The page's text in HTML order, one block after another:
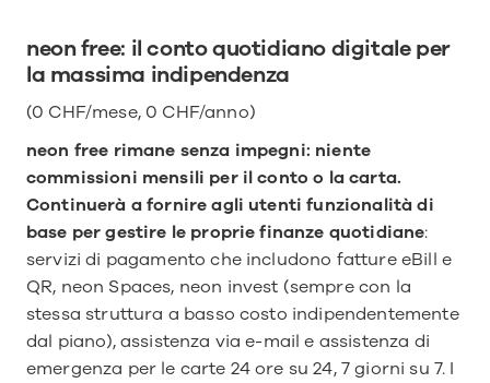
neon free: il conto quotidiano digitale per
la massima indipendenza
(0 CHF/mese, 0 CHF/anno)
neon free rimane senza impegni: niente
commissioni mensili per il conto o la carta.
Continuerà a fornire agli utenti funzionalità di
base per gestire le proprie finanze quotidiane:
servizi di pagamento che includono fatture eBill e
QR, neon Spaces, neon invest (sempre con la
stessa struttura a basso costo indipendentemente
dal piano), assistenza via e-mail e assistenza di
emergenza per le carte 24 ore su 24, 7 giorni su 7. I